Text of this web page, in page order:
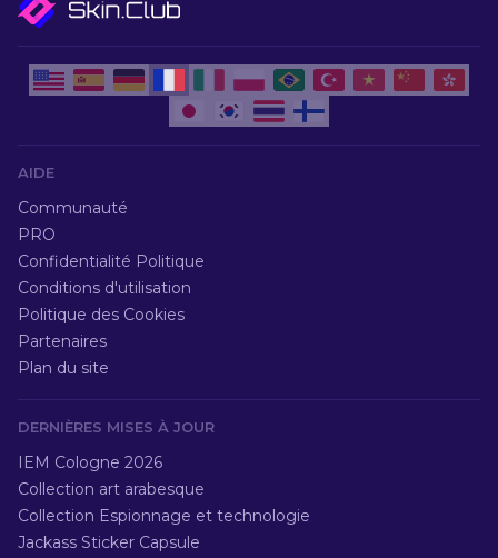
AIDE
Communauté
PRO
Confidentialité Politique
Conditions d'utilisation
Politique des Cookies
Partenaires
Plan du site
DERNIÈRES MISES À JOUR
IEM Cologne 2026
Collection art arabesque
Collection Espionnage et technologie
Jackass Sticker Capsule